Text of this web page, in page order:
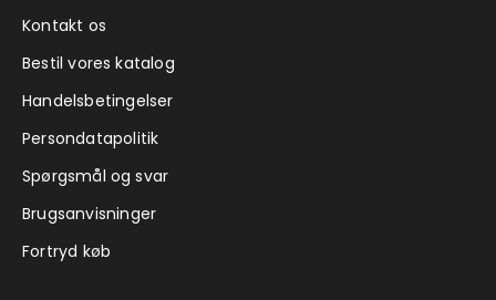
Kontakt os
Bestil vores katalog
Handelsbetingelser
Persondatapolitik
Spørgsmål og svar
Brugsanvisninger
Fortryd køb